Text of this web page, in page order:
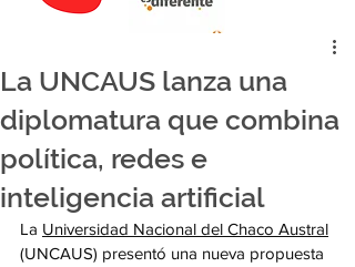
La UNCAUS lanza una
diplomatura que combina
política, redes e
inteligencia artificial
La Universidad Nacional del Chaco Austral
(UNCAUS) presentó una nueva propuesta